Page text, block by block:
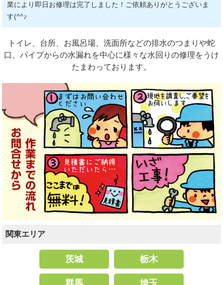
業により即日お修理は完了しました！ご依頼ありがとうございま
す(^^♪
トイレ、台所、お風呂場、洗面所などの排水のつまりや蛇
口、パイプからの水漏れを中心に様々な水回りの修理をうけ
たまわっております。
関東エリア
茨城 栃木